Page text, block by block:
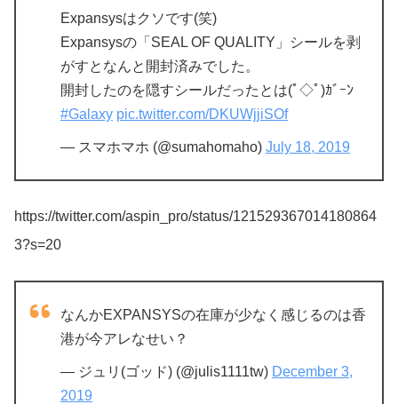
Expansysはクソです(笑)
Expansysの「SEAL OF QUALITY」シールを剥
がすとなんと開封済みでした。
開封したのを隠すシールだったとは(ﾟ◇ﾟ)ｶﾞｰﾝ
#Galaxy pic.twitter.com/DKUWjjiSOf
— スマホマホ (@sumahomaho) July 18, 2019
https://twitter.com/aspin_pro/status/121529367014180864
3?s=20
なんかEXPANSYSの在庫が少なく感じるのは香
港が今アレなせい？
— ジュリ(ゴッド) (@julis1111tw) December 3,
2019